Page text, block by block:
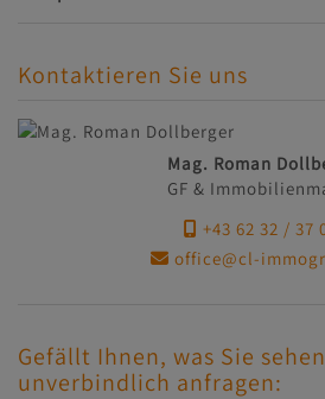
Kontaktieren Sie uns
Mag. Roman
GF &
+43 62 32 / 37
office@cl-
Gefällt Ihnen, was Sie
unverbindlich anfragen: